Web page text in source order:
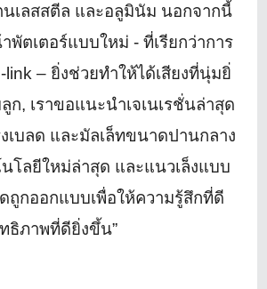
นเลสสตีล และอลูมินัม นอกจากนี้
พัตเตอร์แบบใหม่ - ที่เรียกว่าการ
link – ยิ่งช่วยทำให้ได้เสียงที่นุ่มยิ่
ก, เราขอแนะนำเจเนเรชั่นล่าสุด
เบลด และมัลเล็ทขนาดปานกลาง
โลยีใหม่ล่าสุด และแนวเล็งแบบ
ถูกออกแบบเพื่อให้ความรู้สึกที่ดี
ธิภาพที่ดียิ่งขึ้น”